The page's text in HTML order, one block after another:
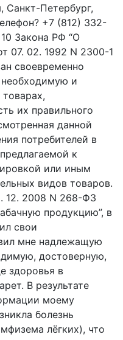
Петербург,
+7 (812) 332-
Закона РФ “О
07. 02. 1992 N 2300-1
своевременно
необходимую и
их правильного
данной
потребителей в
к
или иным
видов товаров.
12. 2008 N 268-ФЗ
продукцию”, в
свои
мне надлежащую
достоверную,
здоровья в
В результате
моему
болезнь
лёгких), что